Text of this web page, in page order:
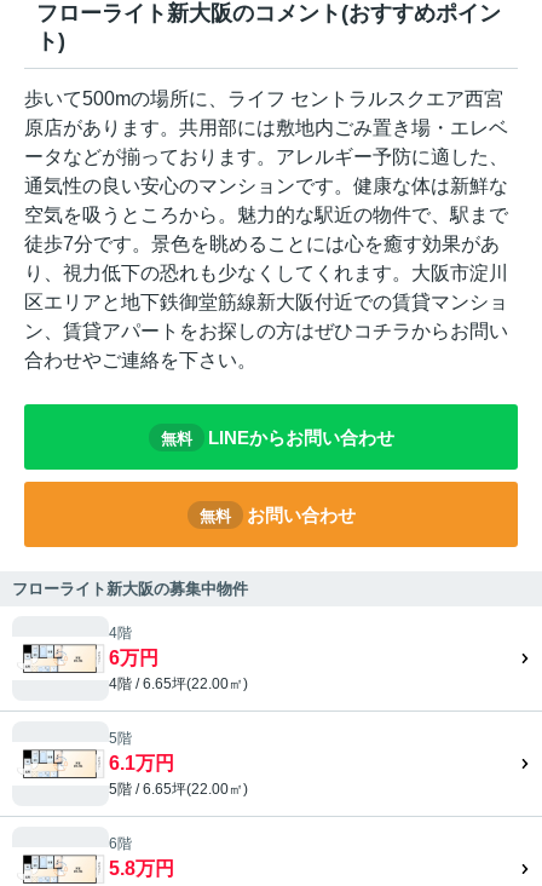
フローライト新大阪のコメント(おすすめポイン
ト)
歩いて500mの場所に、ライフ セントラルスクエア西宮
原店があります。共用部には敷地内ごみ置き場・エレベ
ータなどが揃っております。アレルギー予防に適した、
通気性の良い安心のマンションです。健康な体は新鮮な
空気を吸うところから。魅力的な駅近の物件で、駅まで
徒歩7分です。景色を眺めることには心を癒す効果があ
り、視力低下の恐れも少なくしてくれます。大阪市淀川
区エリアと地下鉄御堂筋線新大阪付近での賃貸マンショ
ン、賃貸アパートをお探しの方はぜひコチラからお問い
合わせやご連絡を下さい。
無料 LINEからお問い合わせ
無料 お問い合わせ
フローライト新大阪の募集中物件
4階
6万円
4階 / 6.65坪(22.00㎡)
5階
6.1万円
5階 / 6.65坪(22.00㎡)
6階
5.8万円